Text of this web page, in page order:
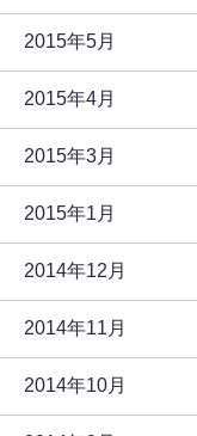
2015年5月
2015年4月
2015年3月
2015年1月
2014年12月
2014年11月
2014年10月